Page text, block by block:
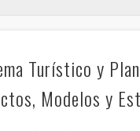
Turístico y
Modelos y